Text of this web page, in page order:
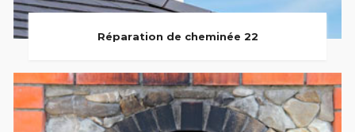
Réparation de cheminée 22